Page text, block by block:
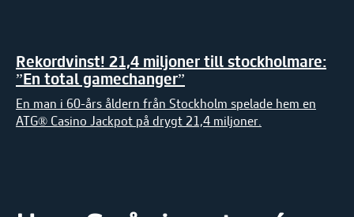
Rekordvinst! 21,4 miljoner till stockholmare:
”En total gamechanger”
En man i 60-års åldern från Stockholm spelade hem en
ATG® Casino Jackpot på drygt 21,4 miljoner.